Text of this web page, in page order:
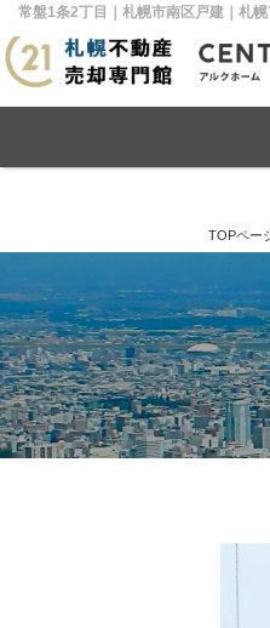
常盤1条2丁目｜札幌市南区戸建｜札
札幌市南区
TOPペー